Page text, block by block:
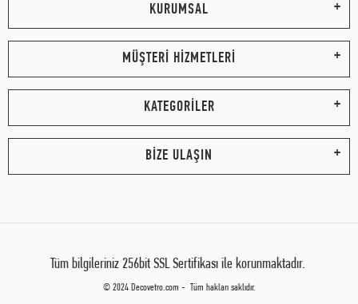
KURUMSAL
MÜŞTERİ HİZMETLERİ
KATEGORİLER
BİZE ULAŞIN
Tüm bilgileriniz 256bit SSL Sertifikası ile korunmaktadır.
© 2024 Decovetro.com - Tüm hakları saklıdır.